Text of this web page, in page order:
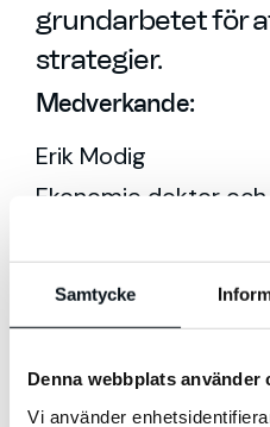
Samtycke
Denna webbplats använder
Vi använder
grundarbetet för
strategier.
Medverkande:
Erik Modig
Ekonomie doktor och
for Consumer
Marketing på
Stockholm